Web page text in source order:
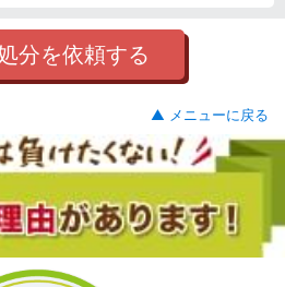
分を依頼する
▲ メニューに戻る